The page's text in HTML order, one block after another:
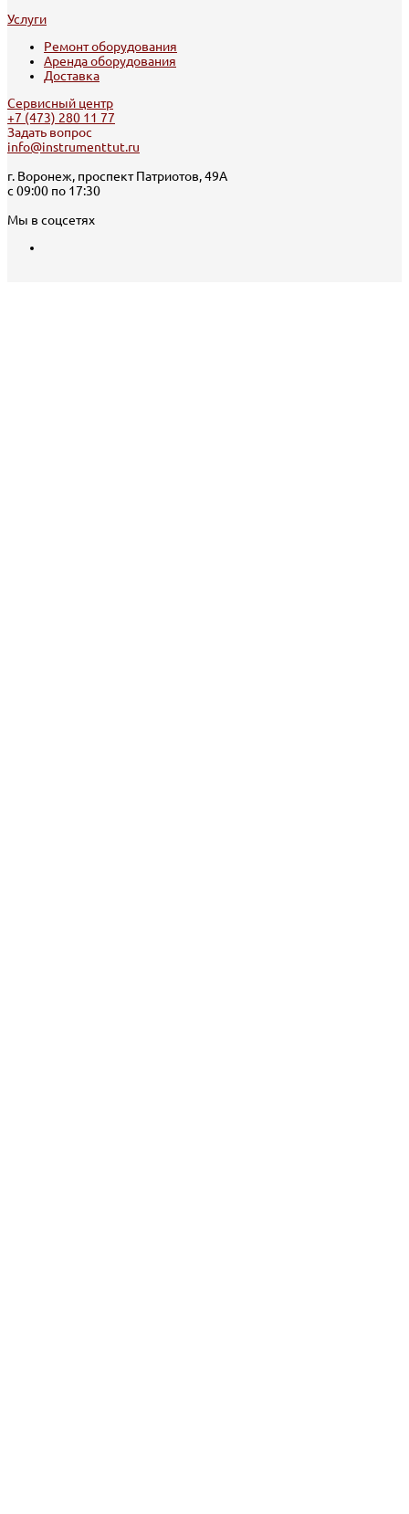
Услуги
Ремонт оборудования
Аренда оборудования
Доставка
Сервисный центр
+7 (473) 280 11 77
Задать вопрос
info@instrumenttut.ru
г. Воронеж, проспект Патриотов, 49А
с 09:00 по 17:30
Мы в соцсетях